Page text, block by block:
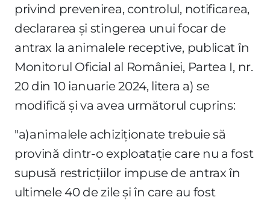
privind prevenirea, controlul, notificarea,
declararea şi stingerea unui focar de
antrax la animalele receptive, publicat în
Monitorul Oficial al României, Partea I, nr.
20 din 10 ianuarie 2024, litera a) se
modifică şi va avea următorul cuprins:
"a)animalele achiziţionate trebuie să
provină dintr-o exploataţie care nu a fost
supusă restricţiilor impuse de antrax în
ultimele 40 de zile şi în care au fost